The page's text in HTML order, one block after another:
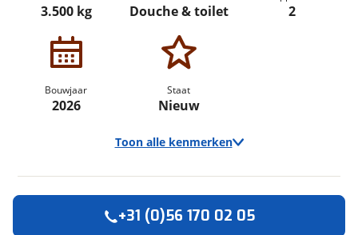
3.500 kg Douche & toilet 2
Bouwjaar
2026
Staat
Nieuw
Toon alle kenmerken
+31 (0)56 170 02 05